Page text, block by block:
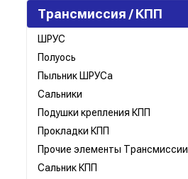
Трансмиссия / КПП
ШРУС
Полуось
Пыльник ШРУСа
Сальники
Подушки крепления КПП
Прокладки КПП
Прочие элементы Трансмиссии
Сальник КПП